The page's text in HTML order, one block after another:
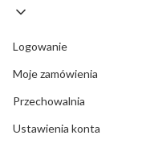
Logowanie
Moje zamówienia
Przechowalnia
Ustawienia konta